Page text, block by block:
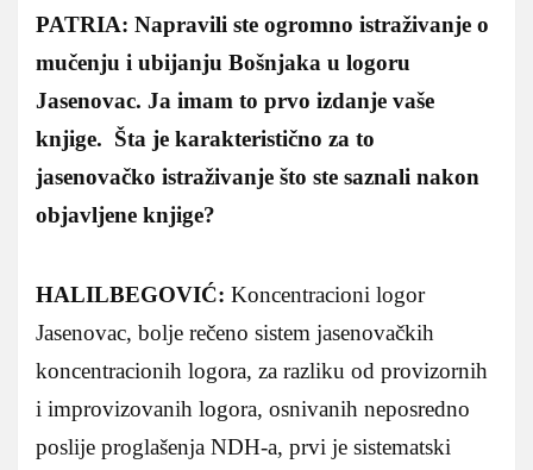
PATRIA: Napravili ste ogromno istraživanje o
mučenju i ubijanju Bošnjaka u logoru
Jasenovac. Ja imam to prvo izdanje vaše
knjige. Šta je karakteristično za to
jasenovačko istraživanje što ste saznali nakon
objavljene knjige?
HALILBEGOVIĆ: Koncentracioni logor
Jasenovac, bolje rečeno sistem jasenovačkih
koncentracionih logora, za razliku od provizornih
i improvizovanih logora, osnivanih neposredno
poslije proglašenja NDH-a, prvi je sistematski